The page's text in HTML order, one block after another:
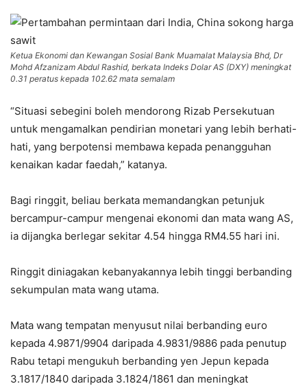
Ketua Ekonomi dan Kewangan Sosial Bank Muamalat Malaysia Bhd, Dr
Mohd Afzanizam Abdul Rashid, berkata Indeks Dolar AS (DXY) meningkat
0.31 peratus kepada 102.62 mata semalam
“Situasi sebegini boleh mendorong Rizab Persekutuan
untuk mengamalkan pendirian monetari yang lebih berhati-
hati, yang berpotensi membawa kepada penangguhan
kenaikan kadar faedah,” katanya.
Bagi ringgit, beliau berkata memandangkan petunjuk
bercampur-campur mengenai ekonomi dan mata wang AS,
ia dijangka berlegar sekitar 4.54 hingga RM4.55 hari ini.
Ringgit diniagakan kebanyakannya lebih tinggi berbanding
sekumpulan mata wang utama.
Mata wang tempatan menyusut nilai berbanding euro
kepada 4.9871/9904 daripada 4.9831/9886 pada penutup
Rabu tetapi mengukuh berbanding yen Jepun kepada
3.1817/1840 daripada 3.1824/1861 dan meningkat